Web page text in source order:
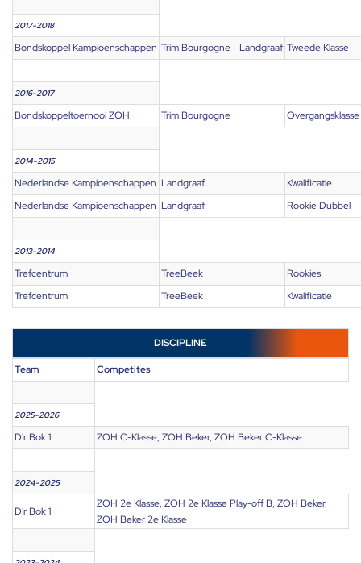
2017-2018
Bondskoppel Kampioenschappen Trim Bourgogne - Landgraaf Tweede Klasse
2016-2017
Bondskoppeltoernooi ZOH Trim Bourgogne Overgangsklasse
2014-2015
Nederlandse Kampioenschappen Landgraaf
Kwalificatie
Nederlandse Kampioenschappen Landgraaf Rookie Dubbel
2013-2014
Trefcentrum TreeBeek
Rookies
Trefcentrum
TreeBeek Kwalificatie
DISCIPLINE
Team Competites
2025-2026
D'r Bok 1 ZOH C-Klasse, ZOH Beker, ZOH Beker C-Klasse
2024-2025
D'r Bok 1
ZOH 2e Klasse, ZOH 2e Klasse Play-off B, ZOH Beker,
ZOH Beker 2e Klasse